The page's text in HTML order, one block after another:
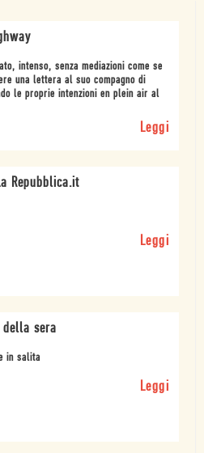
intenso, senza mediazioni come se
una lettera al suo compagno di
le proprie intenzioni en plein air al
Leggi
Repubblica.it
Leggi
della sera
in salita
Leggi